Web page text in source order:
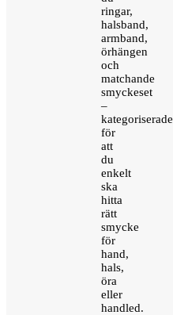
ringar,
halsband,
armband,
örhängen
och
matchande
smyckeset
–
kategoriserade
för
att
du
enkelt
ska
hitta
rätt
smycke
för
hand,
hals,
öra
eller
handled.